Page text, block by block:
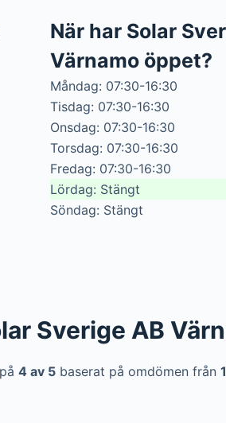
När har Solar
Värnamo öppet?
Måndag: 07:30-16:30
Tisdag: 07:30-16:30
Onsdag: 07:30-16:30
Torsdag: 07:30-16:30
Fredag: 07:30-16:30
Lördag: Stängt
Söndag: Stängt
Sverige AB
4 av 5 baserat på omdömen från 1